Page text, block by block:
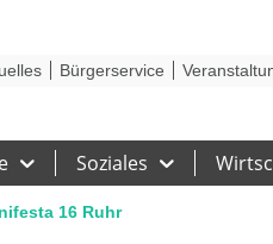
Soziales
Bürgerservice
16 Ruhr